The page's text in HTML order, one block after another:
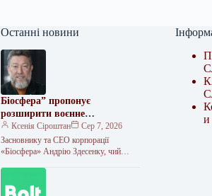
Останні новини
Біосфера” пропонує
розширити воєнне
страхування та запровадити
мораторій на перевірки
Ксенія Сіроштан
Сер 7, 2026
Засновнику та СЕО корпорації
«Біосфера» Андрію Здесенку, чий
через ворожий удар…
и